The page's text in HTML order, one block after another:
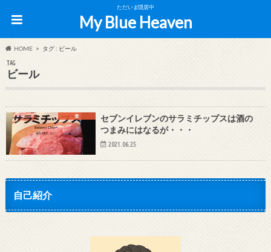
ただいま隠居中
My Blue Heaven
HOME タグ : ビール
TAG
ビール
食
セブンイレブンのサラミチップスは酒の
つまみにはなるが・・・
2021.06.25
自己紹介